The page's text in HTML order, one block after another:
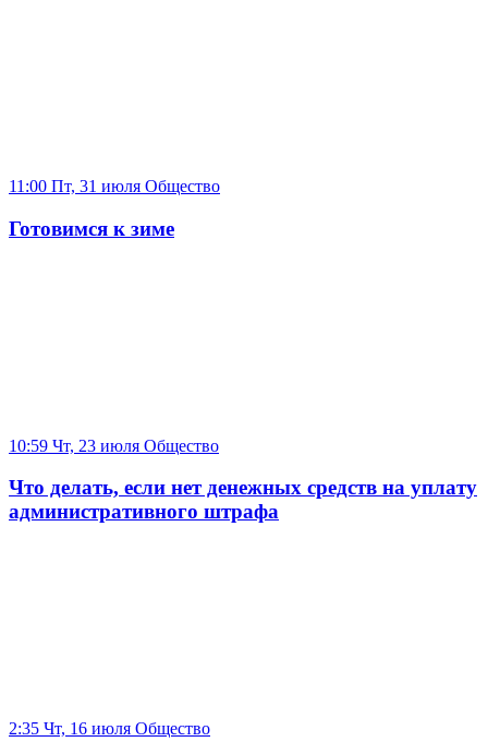
11:00 Пт, 31 июля Общество
Готовимся к зиме
10:59 Чт, 23 июля Общество
Что делать, если нет денежных средств на уплату
административного штрафа
2:35 Чт, 16 июля Общество